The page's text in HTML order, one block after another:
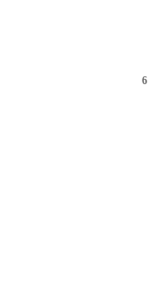
6